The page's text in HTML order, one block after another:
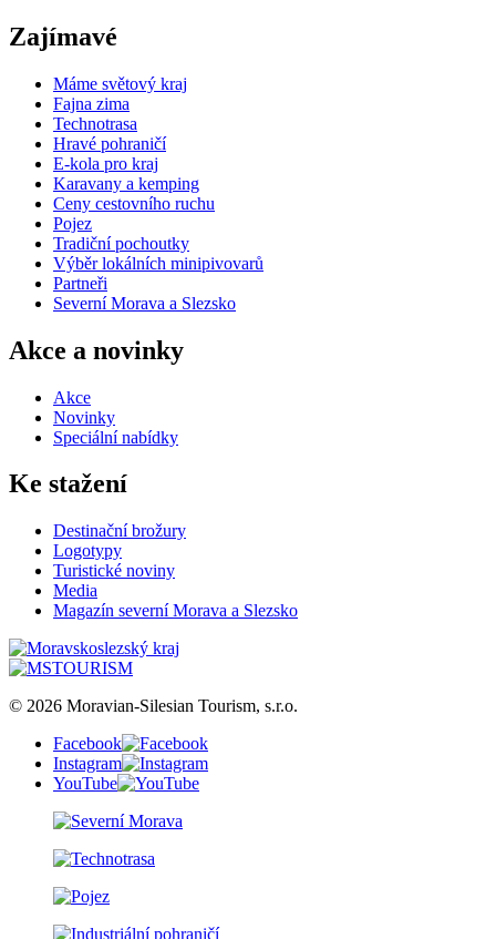
Zajímavé
Máme světový kraj
Fajna zima
Technotrasa
Hravé pohraničí
E-kola pro kraj
Karavany a kemping
Ceny cestovního ruchu
Pojez
Tradiční pochoutky
Výběr lokálních minipivovarů
Partneři
Severní Morava a Slezsko
Akce a novinky
Akce
Novinky
Speciální nabídky
Ke stažení
Destinační brožury
Logotypy
Turistické noviny
Media
Magazín severní Morava a Slezsko
© 2026 Moravian-Silesian Tourism, s.r.o.
Facebook
Instagram
YouTube